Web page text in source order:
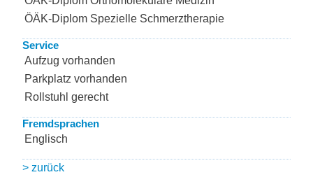
ÖÄK-Diplom Spezielle Schmerztherapie
Service
Aufzug vorhanden
Parkplatz vorhanden
Rollstuhl gerecht
Fremdsprachen
Englisch
> zurück